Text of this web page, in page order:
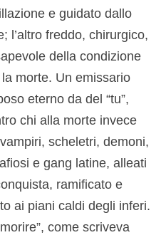
e guidato dallo
l’altro freddo, chirurgico,
della condizione
morte. Un emissario
eterno da del “tu”,
chi alla morte invece
scheletri, demoni,
e gang latine, alleati
ramificato e
ai piani caldi degli inferi.
come scriveva